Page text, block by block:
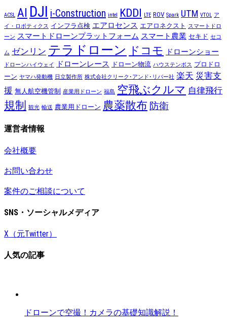
ACSL AI DJI i-Construction intel KDDI LTE ROV Spark UTM VTOL ア
イ・ロボティクス インフラ点検 エアロセンス エアロネクスト
スマートドロ
ーン スマートドローンプラットフォーム スマート農業 セキド セコ
ム ゼンリン テラドローン ドコモ ドローンショー
ドローンハイウェイ ドローンレース ドローン物流 ハウステンボス プロドロ
ーン ヤマハ発動機 日立製作所 株式会社クリーク･アンド･リバー社 楽天 災害支
援 無人航空機管制 産業用ドローン 福島 空飛ぶクルマ 自律飛行
規制 観光 輸送 農業用ドローン 農薬散布 防衛
運営者情報
会社概要
お問い合わせ
案件のご相談について
SNS・ソーシャルメディア
X（元Twitter）
人気の記事
ドローンで空撮！カメラの基礎知識解説！